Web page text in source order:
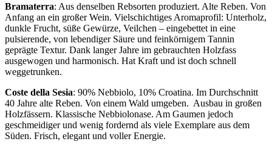
Bramaterra: Aus denselben Rebsorten produziert. Alte Reben. Von
Anfang an ein großer Wein. Vielschichtiges Aromaprofil: Unterholz,
dunkle Frucht, süße Gewürze, Veilchen – eingebettet in eine
pulsierende, von lebendiger Säure und feinkörnigem Tannin
geprägte Textur. Dank langer Jahre im gebrauchten Holzfass
ausgewogen und harmonisch. Hat Kraft und ist doch schnell
weggetrunken.
Coste della Sesia: 90% Nebbiolo, 10% Croatina. Im Durchschnitt
40 Jahre alte Reben. Von einem Wald umgeben. Ausbau in großen
Holzfässern. Klassische Nebbiolonase. Am Gaumen jedoch
geschmeidiger und wenig fordernd als viele Exemplare aus dem
Süden. Frisch, elegant und voller Energie.